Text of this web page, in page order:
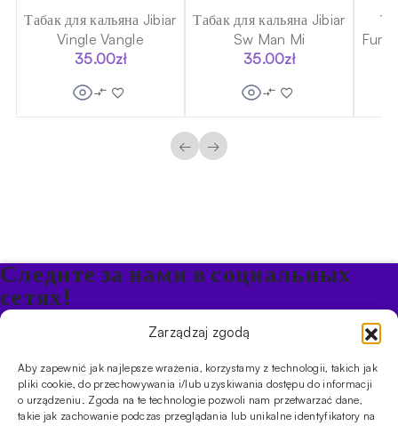
Zarządzaj zgodą
Aby zapewnić jak najlepsze wrażenia, korzystamy z technologii, takich jak
pliki cookie, do przechowywania i/lub uzyskiwania dostępu do informacji
o urządzeniu. Zgoda na te technologie pozwoli nam przetwarzać dane,
takie jak zachowanie podczas przeglądania lub unikalne identyfikatory na
Табак для кальяна Jibiar
Vingle Vangle
35.00zł
Табак для кальяна Jibiar
Sw Man Mi
35.00zł
← →
Следите за нами в социальных
сетях!
Будьте в курсе акций и новостей в Кальяне
ПРОДУКТЫ
КальяныЧашиУгли и розжигПродукты безникотиновые